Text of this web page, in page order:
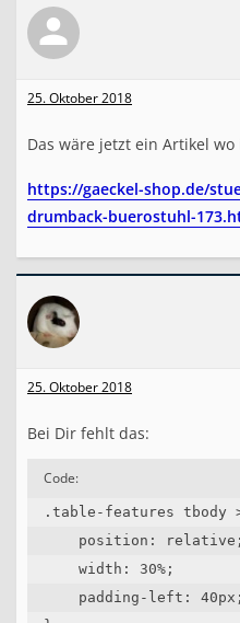
25. Oktober 2018
Das wäre jetzt ein Artikel
https://gaeckel-shop.de/
drumback-buerostuhl-
25. Oktober 2018
Bei Dir fehlt das:
Code:
.table-features
    position: relative;
    width: 30%;
    padding-left: 40px;